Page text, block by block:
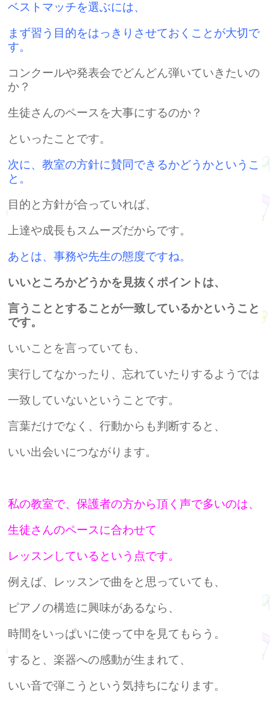
ベストマッチを選ぶには、
まず習う目的をはっきりさせておくことが大切で
す。
コンクールや発表会でどんどん弾いていきたいの
か？
生徒さんのペースを大事にするのか？
といったことです。
次に、教室の方針に賛同できるかどうかというこ
と。
目的と方針が合っていれば、
上達や成長もスムーズだからです。
あとは、事務や先生の態度ですね。
いいところかどうかを見抜くポイントは、
言うこととすることが一致しているかということ
です。
いいことを言っていても、
実行してなかったり、忘れていたりするようでは
一致していないということです。
言葉だけでなく、行動からも判断すると、
いい出会いにつながります。
私の教室で、保護者の方から頂く声で多いのは、
生徒さんのペースに合わせて
レッスンしているという点です。
例えば、レッスンで曲をと思っていても、
ピアノの構造に興味があるなら、
時間をいっぱいに使って中を見てもらう。
すると、楽器への感動が生まれて、
いい音で弾こうという気持ちになります。